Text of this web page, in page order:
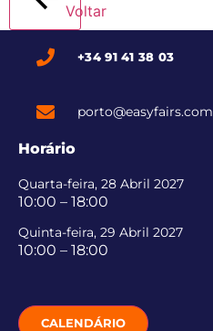
Voltar
+34 91 41 38 03
porto@easyfairs.com
Horário
Quarta-feira, 28 Abril 2027
10:00 – 18:00
Quinta-feira, 29 Abril 2027
10:00 – 18:00
CALENDÁRIO